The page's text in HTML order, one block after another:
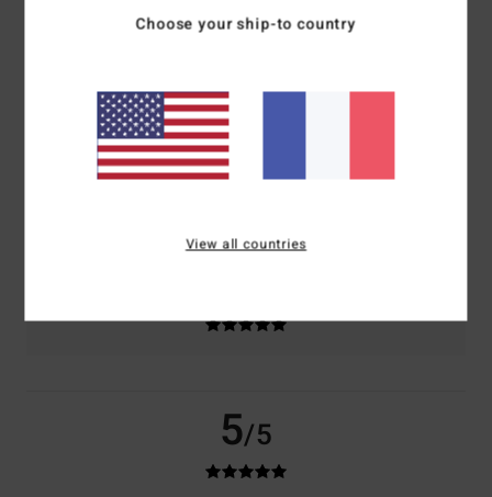
basé sur1 avis vérifiésdepuis juillet 2026
Confort
5.0
Rapport qualité / prix
5/5
Choose your ship-to country
View all countries